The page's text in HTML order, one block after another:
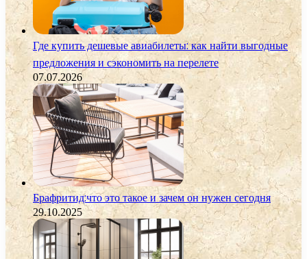
Где купить дешевые авиабилеты: как найти выгодные
предложения и сэкономить на перелете
07.07.2026
Брафритид:что это такое и зачем он нужен сегодня
29.10.2025